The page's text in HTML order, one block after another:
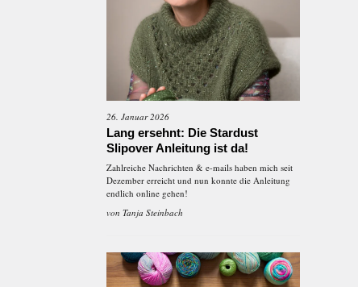
26. Januar 2026
Lang ersehnt: Die Stardust
Slipover Anleitung ist da!
Zahlreiche Nachrichten & e-mails haben mich seit
Dezember erreicht und nun konnte die Anleitung
endlich online gehen!
von Tanja Steinbach